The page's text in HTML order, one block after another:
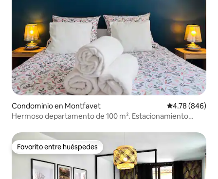
Condominio en Montfavet Calificación
4.78 (846)
Hermoso departamento de 100 m². Estacionamiento
Favorito entre huéspedes
Favorito entre huéspedes